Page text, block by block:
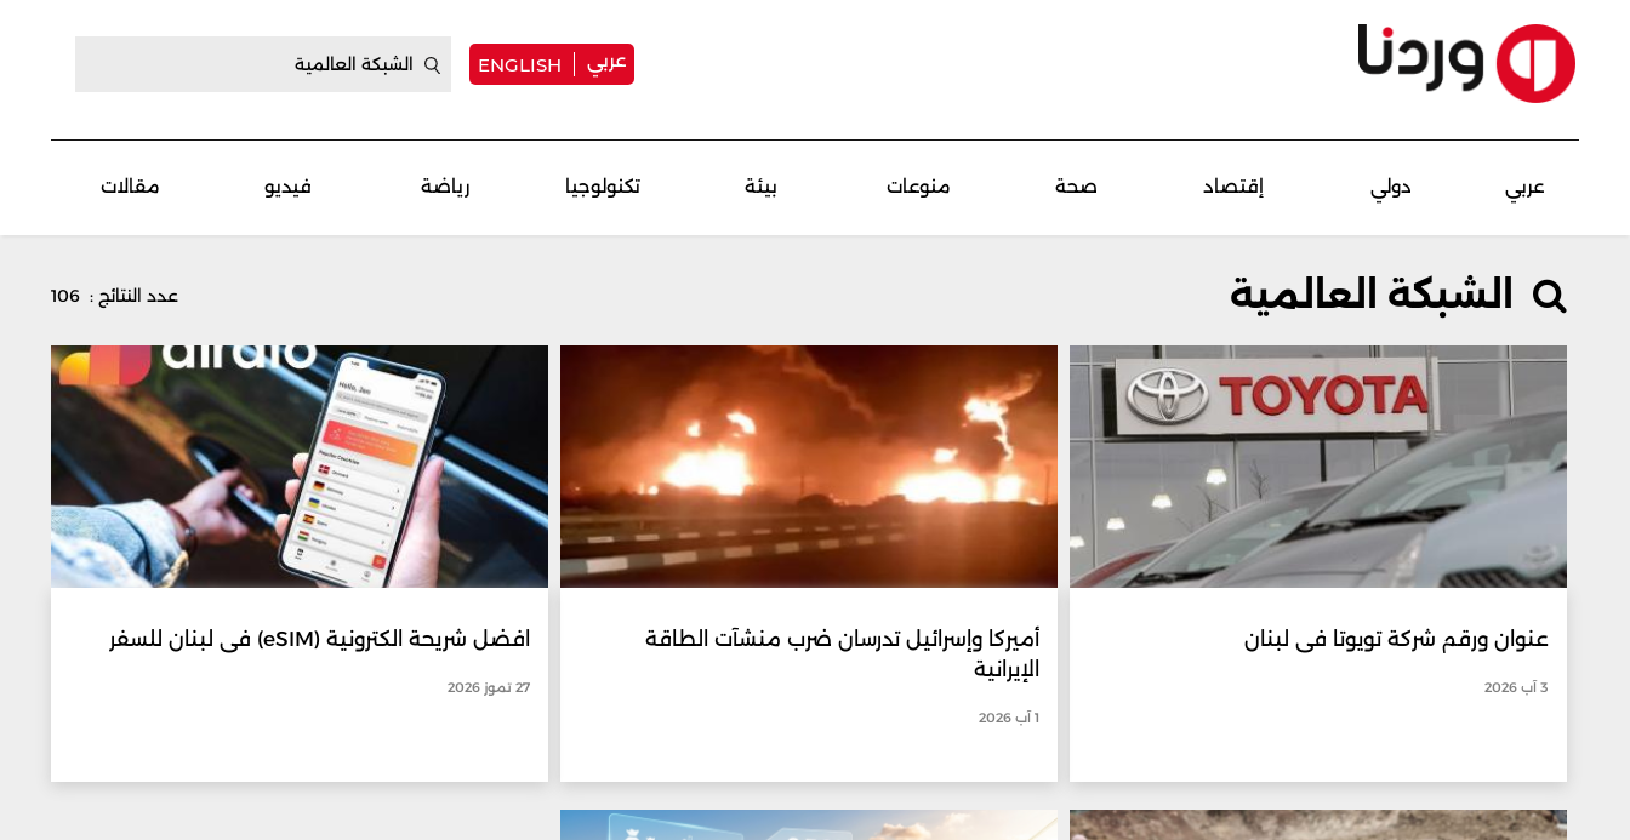
عربي ENGLISH
عربي دولي إقتصاد صحة منوعات بيئة تكنولوجيا رياضة فيديو مقالات
الشبكة العالمية عدد النتائج : 106
عنوان ورقم شركة تويوتا في لبنان
3 آب 2026
أميركا وإسرائيل تدرسان ضرب منشآت الطاقة
الإيرانية
1 آب 2026
افضل شريحة الكترونية (eSIM) في لبنان للسفر
27 تموز 2026